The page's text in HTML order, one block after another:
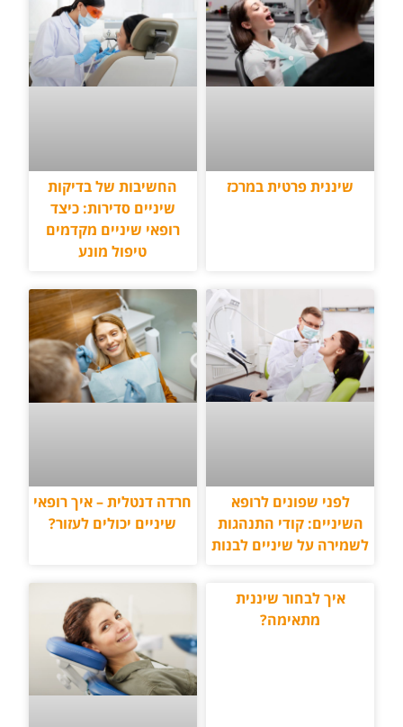
שיננית פרטית במרכז
החשיבות של בדיקות
שיניים סדירות: כיצד
רופאי שיניים מקדמים
טיפול מונע
לפני שפונים לרופא
השיניים: קודי התנהגות
לשמירה על שיניים לבנות
חרדה דנטלית – איך רופאי
שיניים יכולים לעזור?
איך לבחור שיננית
מתאימה?